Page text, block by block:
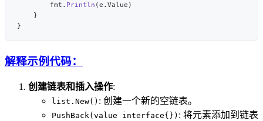
        fmt.
Println
解释示例代码：
创建链表和插入操作:
list.New() : 创建一个新的空链表。
PushBack(value interface{}) : 将元素添加到链表